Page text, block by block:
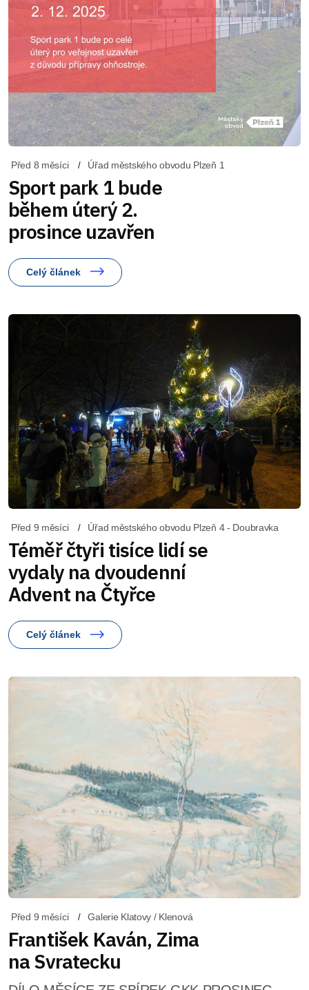
Před 8 měsíci Úřad městského obvodu Plzeň 1
Sport park 1 bude
během úterý 2.
prosince uzavřen
Celý článek
Před 9 měsíci Úřad městského obvodu Plzeň 4 - Doubravka
Téměř čtyři tisíce lidí se
vydaly na dvoudenní
Advent na Čtyřce
Celý článek
Před 9 měsíci Galerie Klatovy / Klenová
František Kaván, Zima
na Svratecku